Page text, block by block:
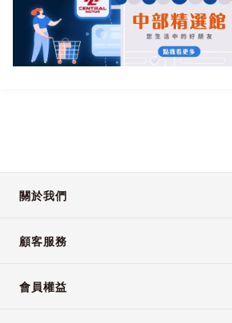
容 量：150克/
罐/盒
【產品介紹】
阿里山比賽茶
里山高海拔優
關於我們
顧客服務
會員權益